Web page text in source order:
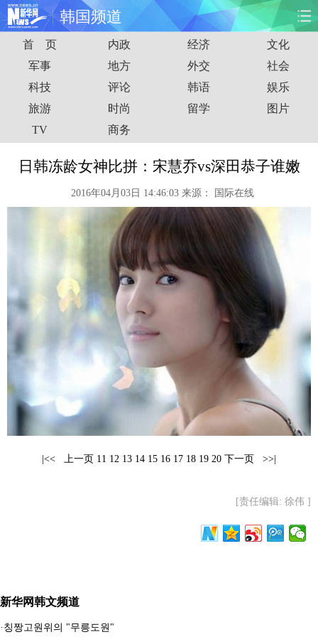
韩国频道
首页 时政 国际 财经
娱乐 体育 人事 教育
时尚 思客
港澳 台湾 华人 汽车
能源 房产
视频 彩票 食品
健康 信息化 数据
公益 无人机
摄影 新华广播
新华电视英文 返回PC
首 页 内政 经济
文化
军事
地方 外交
社会
科技
评论 韩语
娱乐
旅游
时尚 留学
图片
TV
商务
日韩冻龄女神比拼：宋慧乔vs深田恭子谁嫩
2016年04月03日 14:46:03 来源： 国际在线
|<< 上一页 11 12 13 14 15 16 17 18 19 20 下一页 >>|
[责任编辑: 徐伟 ]
新华网韩文频道
· 칭짱고원위의 "무릉도원"